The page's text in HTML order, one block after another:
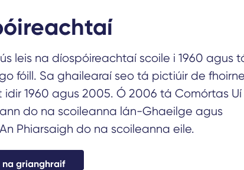
leis na díospóireachtaí scoile i 1960 agus
fóill. Sa ghailearaí seo tá pictiúir de
1960 agus 2005. Ó 2006 tá Comórtas Uí
do na scoileanna lán-Ghaeilge agus
Phiarsaigh do na scoileanna eile.
na grianghraif